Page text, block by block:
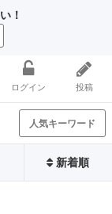
！
ログイン 投稿
人気キーワード
新着順